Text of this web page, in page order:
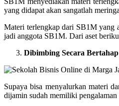
yang didapat akan sangatlah
Materi terlengkap dari SB1M yang
jadi anggota SB1M. Dari aset
Dibimbing Secara
Supaya bisa menyalurkan materi
dijamin sudah memiliki